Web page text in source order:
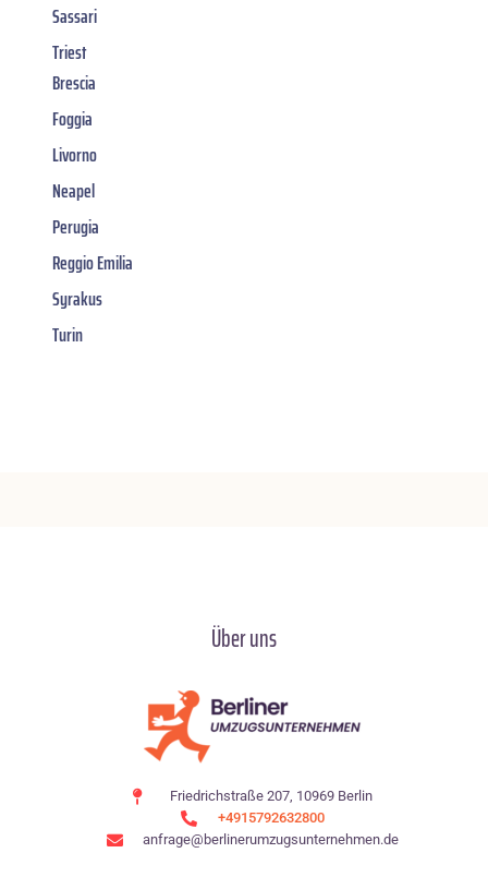
Sassari
Triest
Brescia
Foggia
Livorno
Neapel
Perugia
Reggio Emilia
Syrakus
Turin
Über uns
Friedrichstraße 207, 10969 Berlin
+4915792632800
anfrage@berlinerumzugsunternehmen.de